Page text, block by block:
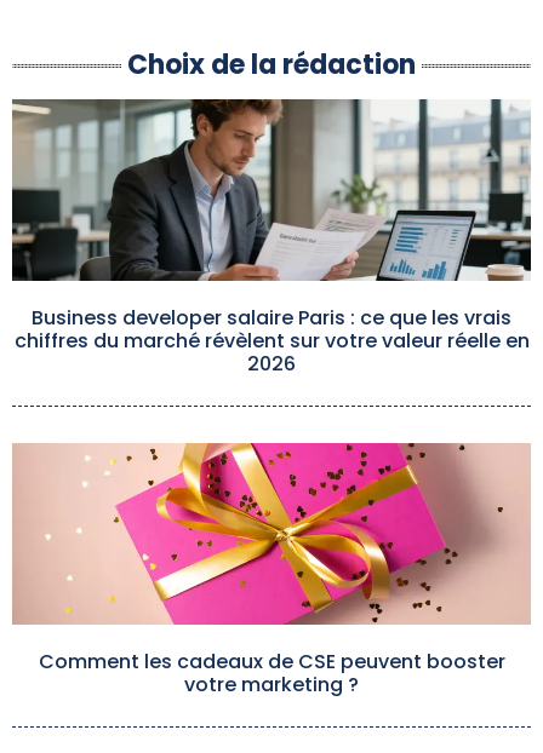
Choix de la rédaction
Business developer salaire Paris : ce que les vrais
chiffres du marché révèlent sur votre valeur réelle en
2026
Comment les cadeaux de CSE peuvent booster
votre marketing ?